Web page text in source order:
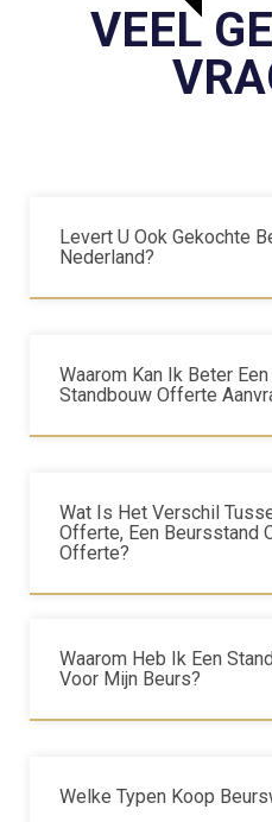
VEEL
Levert U Ook Gekochte
Nederland?
Waarom Kan Ik Beter
Standbouw Offerte
Wat Is Het Verschil
Offerte, Een Beursstand
Offerte?
Waarom Heb Ik Een
Voor Mijn Beurs?
Welke Typen Koop